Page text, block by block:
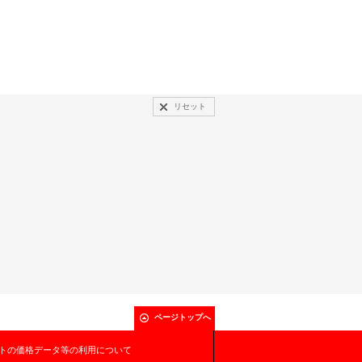
リセット
ページトップへ
の価格データ等の利用について